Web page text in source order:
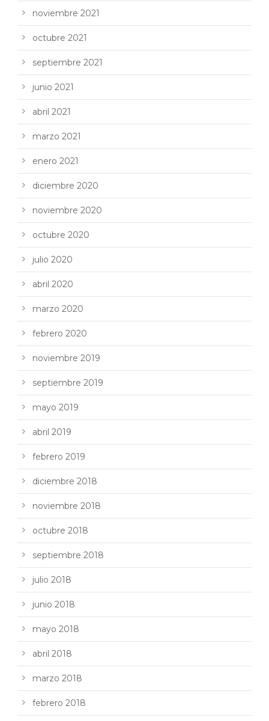
noviembre 2021
octubre 2021
septiembre 2021
junio 2021
abril 2021
marzo 2021
enero 2021
diciembre 2020
noviembre 2020
octubre 2020
julio 2020
abril 2020
marzo 2020
febrero 2020
noviembre 2019
septiembre 2019
mayo 2019
abril 2019
febrero 2019
diciembre 2018
noviembre 2018
octubre 2018
septiembre 2018
julio 2018
junio 2018
mayo 2018
abril 2018
marzo 2018
febrero 2018